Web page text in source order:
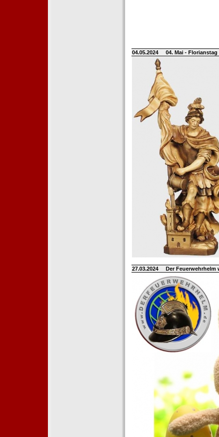
04.05.2024 04. Mai -
27.03.2024 Der